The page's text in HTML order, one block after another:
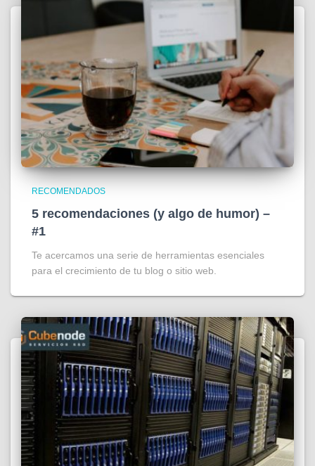
RECOMENDADOS
5 recomendaciones (y algo de humor) –
#1
Te acercamos una serie de herramientas esenciales
para el crecimiento de tu blog o sitio web.